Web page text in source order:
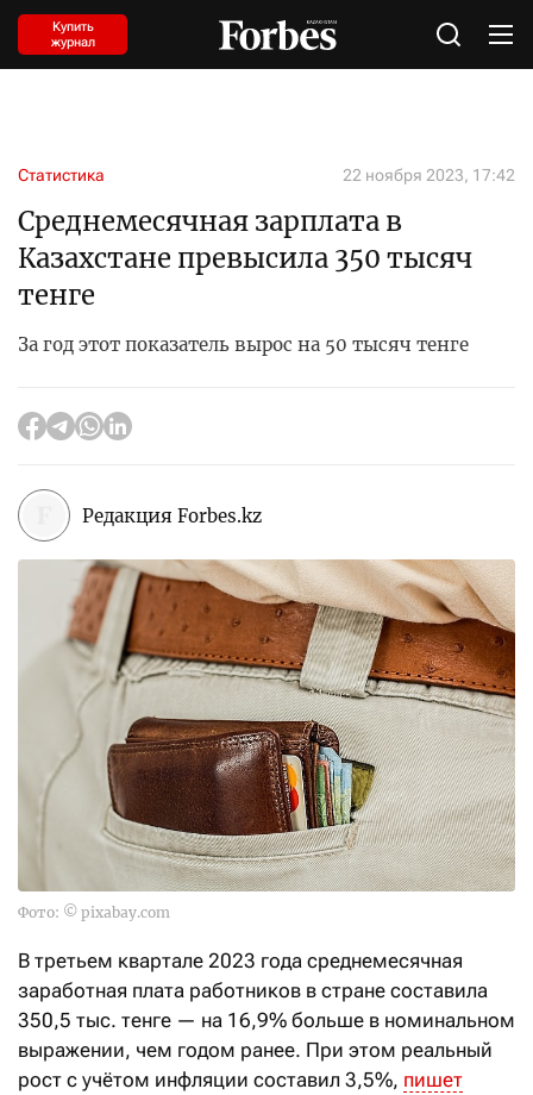
Купить
журнал
Статистика 22 ноября 2023, 17:42
Среднемесячная зарплата в
Казахстане превысила 350 тысяч
тенге
За год этот показатель вырос на 50 тысяч тенге
Редакция Forbes.kz
Фото: © pixabay.com
В третьем квартале 2023 года среднемесячная
заработная плата работников в стране составила
350,5 тыс. тенге — на 16,9% больше в номинальном
выражении, чем годом ранее. При этом реальный
рост с учётом инфляции составил 3,5%, пишет